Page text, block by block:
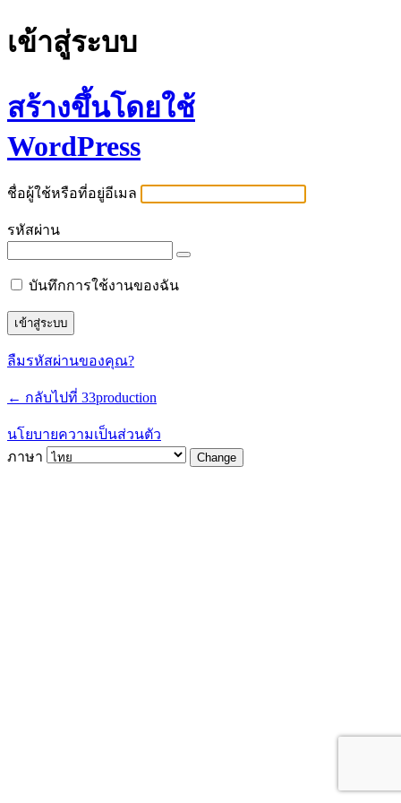
เข้าสู่ระบบ
สร้างขึ้นโดยใช้
WordPress
ชื่อผู้ใช้หรือที่อยู่อีเมล
รหัสผ่าน
บันทึกการใช้งานของฉัน
ลืมรหัสผ่านของคุณ?
← กลับไปที่ 33production
นโยบายความเป็นส่วนตัว
ภาษา